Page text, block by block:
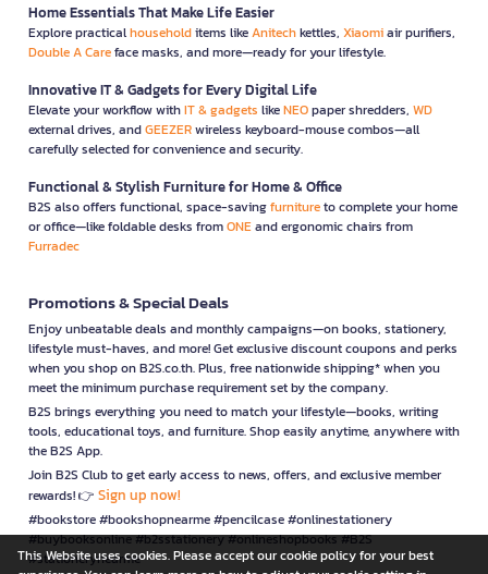
Home Essentials That Make Life Easier
Explore practicalhouseholditems likeAnitechkettles, Xiaomiair purifiers,
Double A Careface masks, and more—ready for your lifestyle.
Innovative IT & Gadgets for Every Digital Life
Elevate your workflow withIT & gadgets likeNEOpaper shredders, WD
external drives, andGEEZERwireless keyboard-mouse combos—all
carefully selected for convenience and security.
Functional & Stylish Furniture for Home & Office
B2S also offers functional, space-savingfurnitureto complete your home
or office—like foldable desks fromONEand ergonomic chairs from
Furradec
Promotions & Special Deals
Enjoy unbeatable deals and monthly campaigns—on books, stationery,
lifestyle must-haves, and more! Get exclusive discount coupons and perks
when you shop on B2S.co.th. Plus, free nationwide shipping* when you
meet the minimum purchase requirement set by the company.
B2S brings everything you need to match your lifestyle—books, writing
tools, educational toys, and furniture. Shop easily anytime, anywhere with
the B2S App.
Join B2S Club to get early access to news, offers, and exclusive member
rewards! 👉 Sign up now!
#bookstore #bookshopnearme #pencilcase #onlinestationery
#buybooksonline #b2sstationery #onlineshopbooks #B2S
#stationerynearme
This Website uses cookies. Please accept our cookie policy for your best